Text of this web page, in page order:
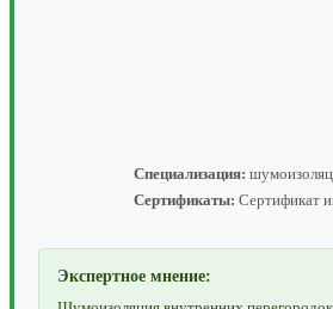
Специализация:
Сертификаты: Сертификат
Экспертное мнение: